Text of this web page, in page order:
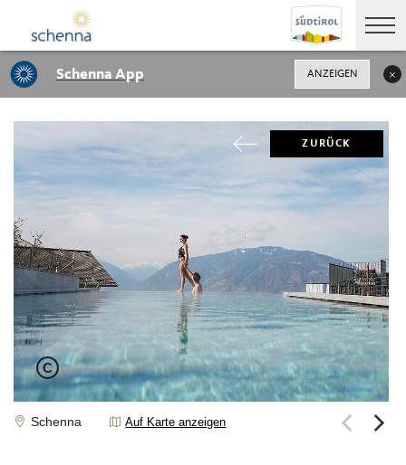
ZURÜCK
Schenna App ANZEIGEN